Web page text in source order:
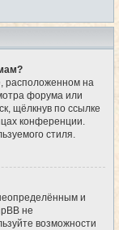
расположенном на
форума или
щёлкнув по ссылке
конференции.
стиля.
и
не
возможности